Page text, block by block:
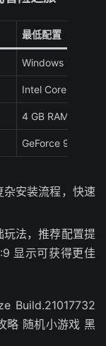
最低配置（推荐
Windows 10
Intel Core 2 Duo
4 GB RAM
GeForce
安装流程，快速
法，推荐配置提
显示可获得更佳
Build.21017732
略 随机小游戏 黑